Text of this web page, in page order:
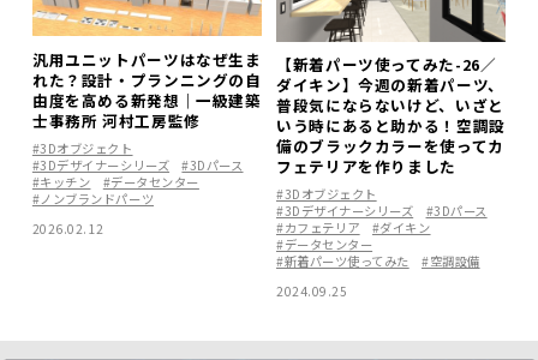
汎用ユニットパーツはなぜ生ま
れた？設計・プランニングの自
由度を高める新発想｜一級建築
士事務所 河村工房監修
#3Dオブジェクト
#3Dデザイナーシリーズ
#3Dパース
#キッチン
#データセンター
#ノンブランドパーツ
2026.02.12
【新着パーツ使ってみた-26／
ダイキン】今週の新着パーツ、
普段気にならないけど、いざと
いう時にあると助かる！空調設
備のブラックカラーを使ってカ
フェテリアを作りました
#3Dオブジェクト
#3Dデザイナーシリーズ
#3Dパース
#カフェテリア
#ダイキン
#データセンター
#新着パーツ使ってみた
#空調設備
2024.09.25